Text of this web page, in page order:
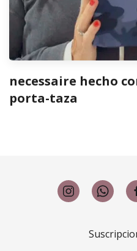
necessaire hecho
porta-taza